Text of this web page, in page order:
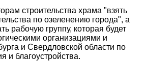
строительства храма "взять
по озеленению города", а
рабочую группу, которая будет
организациями и
и Свердловской области по
и благоустройства.